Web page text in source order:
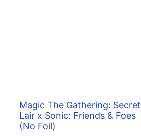
Magic The Gathering: Secret
Lair x Sonic: Friends & Foes
(No Foil)